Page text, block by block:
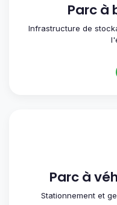
Parc à
Infrastructure de
Parc à
Stationnement et